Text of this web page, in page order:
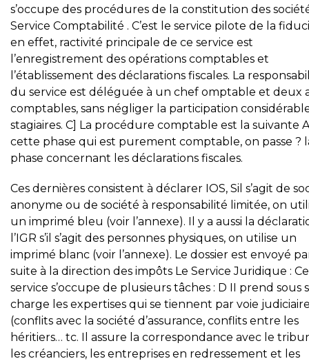
s’occupe des procédures de la constitution des
Service Comptabilité . C’est le service pilote de la
en effet, ractivité principale de ce service est
l’enregistrement des opérations comptables et
l’établissement des déclarations fiscales. La
du service est déléguée à un chef omptable et deux
comptables, sans négliger la participation
stagiaires. C] La procédure comptable est la suivante
cette phase qui est purement comptable, on passe ?
phase concernant les déclarations fiscales.
Ces dernières consistent à déclarer IOS, Sil s’agit de
anonyme ou de société à responsabilité limitée, on
un imprimé bleu (voir l’annexe). Il y a aussi la
l’IGR s’il s’agit des personnes physiques, on utilise un
imprimé blanc (voir l’annexe). Le dossier est envoyé
suite à la direction des impôts Le Service Juridique : Ce
service s’occupe de plusieurs tâches : D II prend sous
charge les expertises qui se tiennent par voie
(conflits avec la société d’assurance, conflits entre les
héritiers… tc. Il assure la correspondance avec le
les créanciers, les entreprises en redressement et les